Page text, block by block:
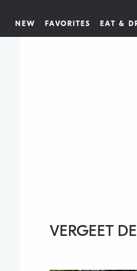
NEW FAVORITES EAT &
VERGEET